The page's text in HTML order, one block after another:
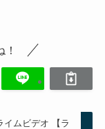
イムビデオ 【ラ